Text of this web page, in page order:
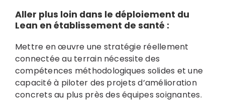
Aller plus loin dans le déploiement du
Lean en établissement de santé :
Mettre en œuvre une stratégie réellement
connectée au terrain nécessite des
compétences méthodologiques solides et une
capacité à piloter des projets d’amélioration
concrets au plus près des équipes soignantes.